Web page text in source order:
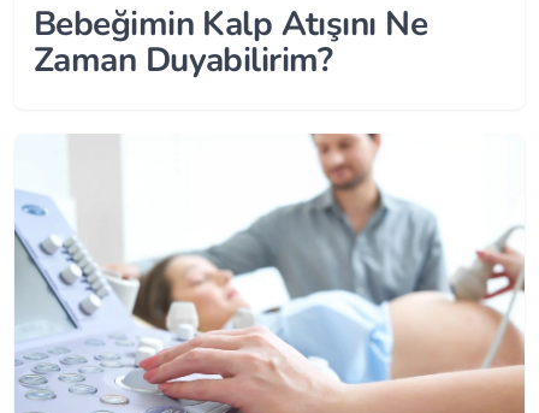
Bebeğimin Kalp Atışını Ne
Zaman Duyabilirim?